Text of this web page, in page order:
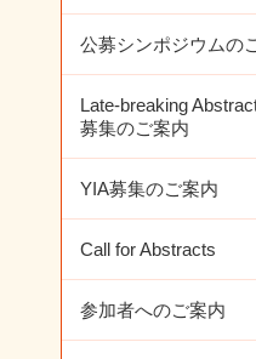
公募シンポジウムの
Late-breaking
募集のご案内
YIA募集のご案内
Call for Abstracts
参加者へのご案内